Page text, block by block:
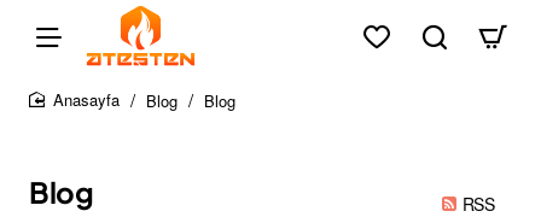
Blog Blog
Blog RSS